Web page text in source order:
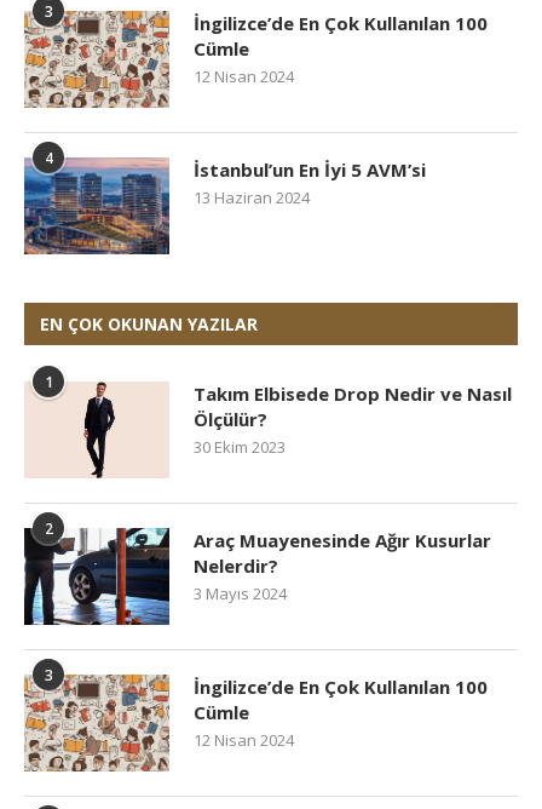
3
İngilizce’de En Çok Kullanılan 100
Cümle
12 Nisan 2024
4 İstanbul’un En İyi 5 AVM’si
13 Haziran 2024
EN ÇOK OKUNAN YAZILAR
1
Takım Elbisede Drop Nedir ve Nasıl
Ölçülür?
30 Ekim 2023
2
Araç Muayenesinde Ağır Kusurlar
Nelerdir?
3 Mayıs 2024
3
İngilizce’de En Çok Kullanılan 100
Cümle
12 Nisan 2024